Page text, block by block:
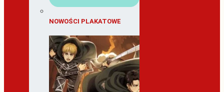
NOWOŚCI PLAKATOWE